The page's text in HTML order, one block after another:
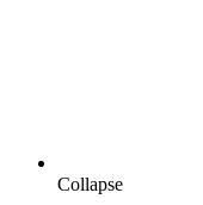
Collapse